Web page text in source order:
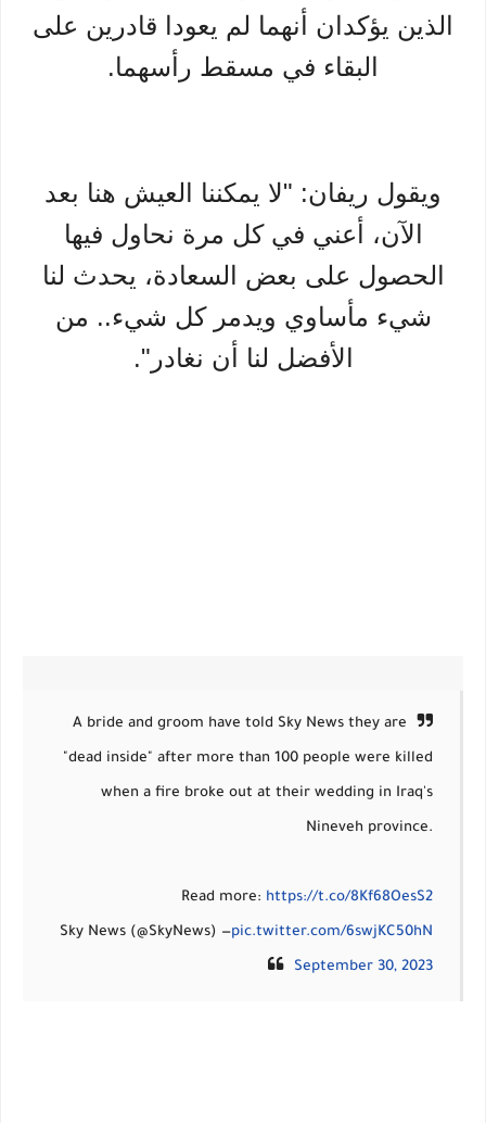
الذين يؤكدان أنهما لم يعودا قادرين على
البقاء في مسقط رأسهما.
ويقول ريفان: "لا يمكننا العيش هنا بعد
الآن، أعني في كل مرة نحاول فيها
الحصول على بعض السعادة، يحدث لنا
شيء مأساوي ويدمر كل شيء.. من
الأفضل لنا أن نغادر".
A bride and groom have told Sky News they are
"dead inside" after more than 100 people were killed
when a fire broke out at their wedding in Iraq's
Nineveh province.
Read more: https://t.co/8Kf68OesS2
pic.twitter.com/6swjKC50hN
— Sky News (@SkyNews)
September 30, 2023